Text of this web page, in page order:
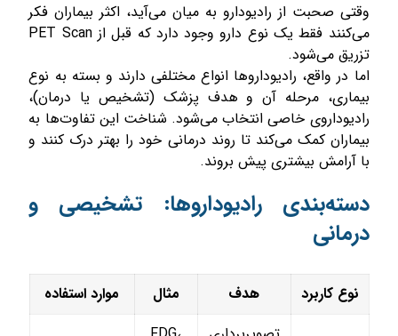
وقتی صحبت از رادیودارو به میان می‌آید، اکثر بیماران فکر
می‌کنند فقط یک نوع دارو وجود دارد که قبل از PET Scan
تزریق می‌شود.
اما در واقع، رادیوداروها انواع مختلفی دارند و بسته به نوع
بیماری، مرحله آن و هدف پزشک (تشخیص یا درمان)،
رادیوداروی خاصی انتخاب می‌شود. شناخت این تفاوت‌ها به
بیماران کمک می‌کند تا روند درمانی خود را بهتر درک کنند و
با آرامش بیشتری پیش بروند.
دسته‌بندی رادیوداروها: تشخیصی و
درمانی
نوع کاربرد هدف مثال موارد استفاده